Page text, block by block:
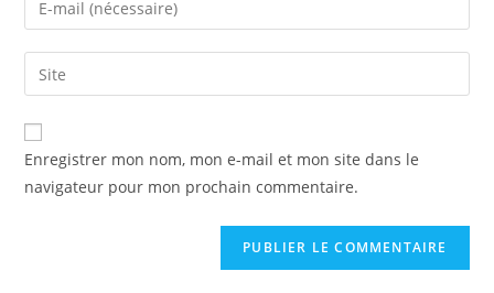
Enregistrer mon nom, mon e-mail et mon site dans le
navigateur pour mon prochain commentaire.